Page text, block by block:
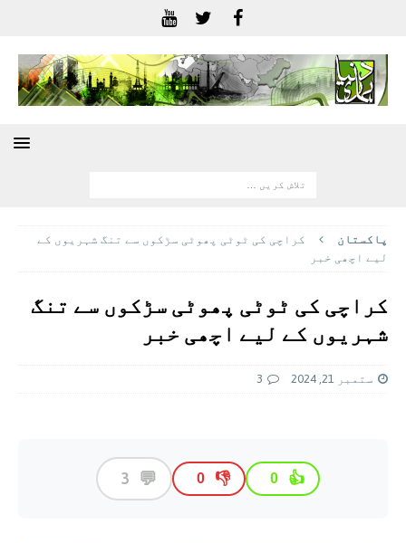
پاکستان
کراچی کی ٹوٹی پھوٹی سڑکوں سے تنگ شہریوں کے
لیے اچھی خبر
کراچی کی ٹوٹی پھوٹی سڑکوں سے تنگ
شہریوں کے لیے اچھی خبر
ستمبر 21, 2024 3
👍
0
👎
0
💬
3